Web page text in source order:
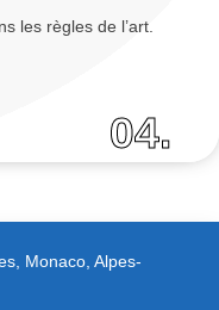
les règles de l’art.
04.
Monaco, Alpes-